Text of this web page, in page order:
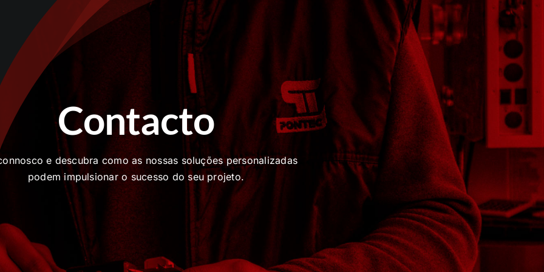
Contacto
e descubra como as nossas soluções personalizadas
podem impulsionar o sucesso do seu projeto.